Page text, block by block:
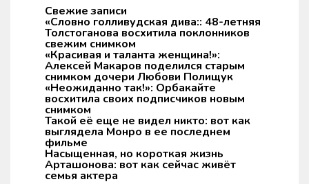
Свежие записи
«Словно голливудская дива:: 48-летняя
Толстоганова восхитила поклонников
свежим снимком
«Красивая и таланта женщина!»:
Алексей Макаров поделился старым
снимком дочери Любови Полищук
«Неожиданно так!»: Орбакайте
восхитила своих подписчиков новым
снимком
Такой её еще не видел никто: вот как
выглядела Монро в ее последнем
фильме
Насыщенная, но короткая жизнь
Арташонова: вот как сейчас живёт
семья актера